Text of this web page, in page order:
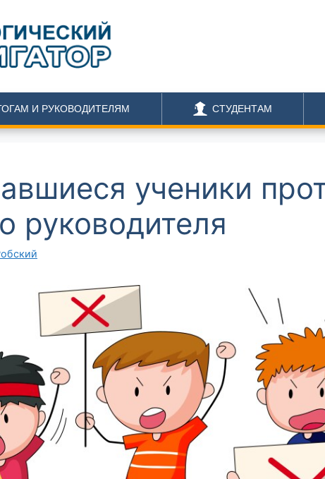
И РУКОВОДИТЕЛЯМ СТУДЕНТАМ
ученики
руководителя